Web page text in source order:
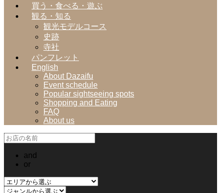
買う・食べる・遊ぶ
観る・知る
観光モデルコース
史跡
寺社
パンフレット
English
About Dazaifu
Event schedule
Popular sightseeing spots
Shopping and Eating
FAQ
About us
and
or